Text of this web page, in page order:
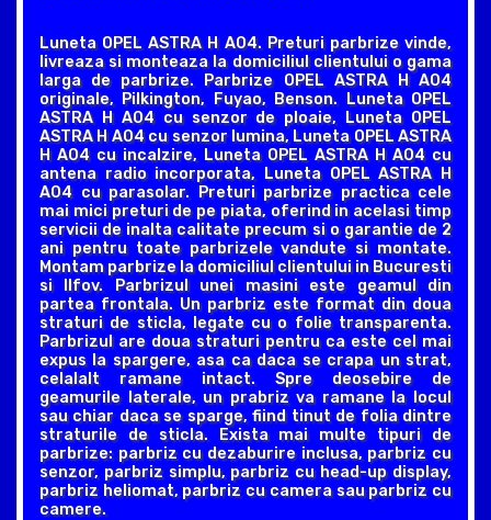
Luneta OPEL ASTRA H A04. Preturi parbrize vinde,
livreaza si monteaza la domiciliul clientului o gama
larga de parbrize. Parbrize OPEL ASTRA H A04
originale, Pilkington, Fuyao, Benson. Luneta OPEL
ASTRA H A04 cu senzor de ploaie, Luneta OPEL
ASTRA H A04 cu senzor lumina, Luneta OPEL ASTRA
H A04 cu incalzire, Luneta OPEL ASTRA H A04 cu
antena radio incorporata, Luneta OPEL ASTRA H
A04 cu parasolar. Preturi parbrize practica cele
mai mici preturi de pe piata, oferind in acelasi timp
servicii de inalta calitate precum si o garantie de 2
ani pentru toate parbrizele vandute si montate.
Montam parbrize la domiciliul clientului in Bucuresti
si Ilfov. Parbrizul unei masini este geamul din
partea frontala. Un parbriz este format din doua
straturi de sticla, legate cu o folie transparenta.
Parbrizul are doua straturi pentru ca este cel mai
expus la spargere, asa ca daca se crapa un strat,
celalalt ramane intact. Spre deosebire de
geamurile laterale, un prabriz va ramane la locul
sau chiar daca se sparge, fiind tinut de folia dintre
straturile de sticla. Exista mai multe tipuri de
parbrize: parbriz cu dezaburire inclusa, parbriz cu
senzor, parbriz simplu, parbriz cu head-up display,
parbriz heliomat, parbriz cu camera sau parbriz cu
camere.